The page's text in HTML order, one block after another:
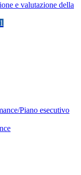
e valutazione della
1
Piano esecutivo